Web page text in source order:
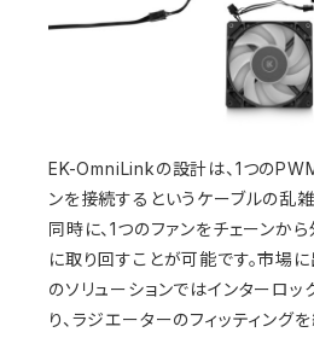
EK-OmniLinkの設計は、1つの
ンを接続するというケーブルの乱
同時に、1つのファンをチェーンか
に取り回すことが可能です。市場
のソリューションではインターロ
り、ラジエーターのフィッティング